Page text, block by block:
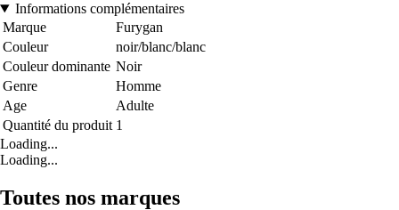
Informations complémentaires
Marque
Furygan
Couleur
noir/blanc/blanc
Couleur dominante Noir
Genre
Homme
Age
Adulte
Quantité du produit 1
Loading...
Loading...
Toutes nos marques